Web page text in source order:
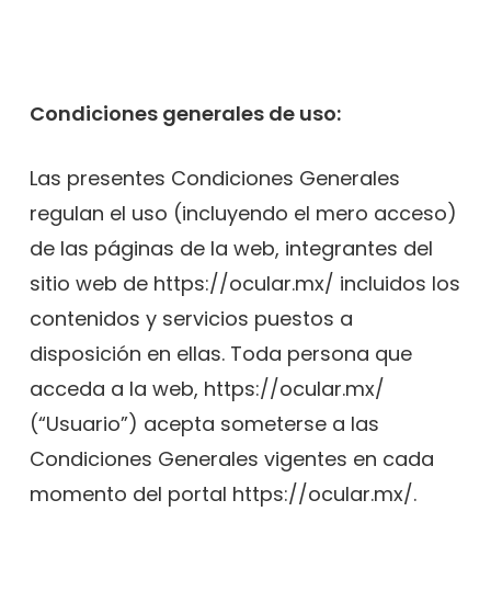
Condiciones generales de uso:
Las presentes Condiciones Generales
regulan el uso (incluyendo el mero acceso)
de las páginas de la web, integrantes del
sitio web de https://ocular.mx/ incluidos los
contenidos y servicios puestos a
disposición en ellas. Toda persona que
acceda a la web, https://ocular.mx/
(“Usuario”) acepta someterse a las
Condiciones Generales vigentes en cada
momento del portal https://ocular.mx/.